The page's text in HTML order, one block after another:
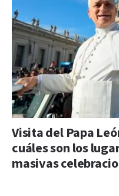
Visita del Papa
cuáles son los
masivas